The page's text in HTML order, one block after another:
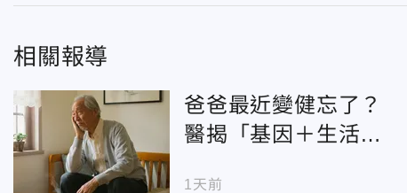
相關報導
爸爸最近變健忘了？
醫揭「基因＋生活」
1天前